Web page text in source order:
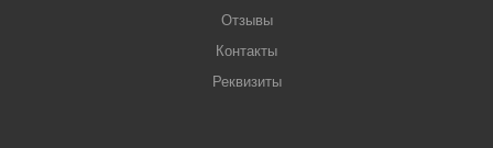
Отзывы
Контакты
Реквизиты